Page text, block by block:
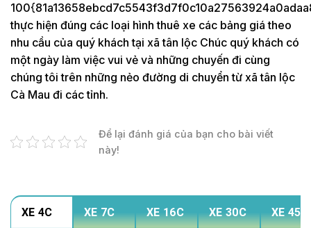
thực hiện đúng các loại hình thuê xe các bảng giá theo
nhu cầu của quý khách tại xã tân lộc Chúc quý khách có
một ngày làm việc vui vẻ và những chuyến đi cùng
chúng tôi trên những nẻo đường di chuyển từ xã tân lộc
Cà Mau đi các tỉnh.
Để lại đánh giá của bạn cho bài viết
này!
XE 4C XE 7C XE 16C XE 30C XE 45C